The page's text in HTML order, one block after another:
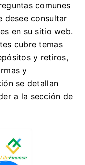
comunes
desee consultar
en su sitio web.
cubre temas
y retiros,
y
se detallan
a la sección de